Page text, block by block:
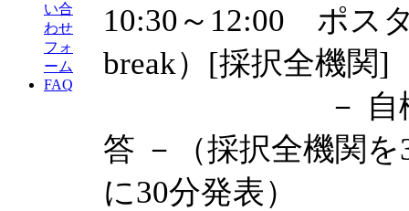
い合
わせ
フォ
ーム
FAQ
10:30～12:00 ポス
break）[採択全機関]
－ 自機関ポ
答 －（採択全機関
に30分発表）